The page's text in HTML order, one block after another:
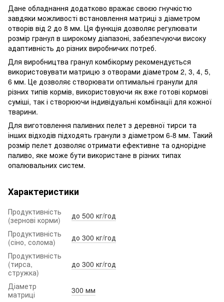
Дане обладнання додатково вражає своєю гнучкістю
завдяки можливості встановлення матриці з діаметром
отворів від 2 до 8 мм. Ця функція дозволяє регулювати
розмір гранул в широкому діапазоні, забезпечуючи високу
адаптивність до різних виробничих потреб.
Для виробництва гранул комбікорму рекомендується
використовувати матрицю з отворами діаметром 2, 3, 4, 5,
6 мм. Це дозволяє створювати оптимальні гранули для
різних типів кормів, використовуючи як вже готові кормові
суміші, так і створюючи індивідуальні комбінації для кожної
тварини.
Для виготовлення паливних пелет з деревної тирси та
інших відходів підходять гранули з діаметром 6-8 мм. Такий
розмір пелет дозволяє отримати ефективне та однорідне
паливо, яке може бути використане в різних типах
опалювальних систем.
Характеристики
Продуктивність
(зернові корми)
до 500 кг/год
Продуктивність
(сіно, солома)
до 300 кг/год
Продуктивність
(тирса,
стружка)
до 300 кг/год
Діаметр
матриці
300 мм